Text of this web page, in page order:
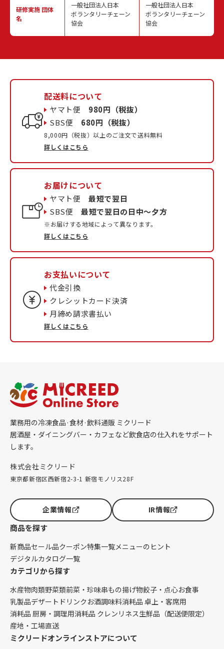
研修実施 団体
名
一般社団法人日本
ボランタリーチェーン
協会
一般社団法人日本
ボランタリーチェーン
協会
配送料について
ヤマト便 980円（税抜）
SBS便 680円（税抜）
8,000円（税抜）以上のご注文で送料無料
詳しくはこちら
お届けについて
ヤマト便最短で翌日
SBS便最短で翌日の日中〜夕方
※お届けする地域によって異なります。
詳しくはこちら
お支払いについて
代金引換
クレシットカード決済
月締め請求書払い
詳しくはこちら
業務用の冷凍食品·食材·飲料通販 ミクリード
居酒屋・ダイニングバー・カフェなど飲食店の仕入れをサポート
します。
株式会社ミクリード
東京都新宿区西新宿2-3-1 新宿モノリス28F
企業情報 IR情報
商品を探す
新商品セール品クーポン特集一覧メニューのヒント
デジタルカタログ一覧
カテゴリから探す
水産物肉類野菜類前菜・珍味串もの揚げ物餃子・点心お食事
乳製品デザート ドリンク お酒調味料消耗品 卓上・客席用
消耗品 厨房・調理用消耗品 クレンリネス生鮮品（配送便限定）
産地・工場直送
ミクリードオンラインストアについて